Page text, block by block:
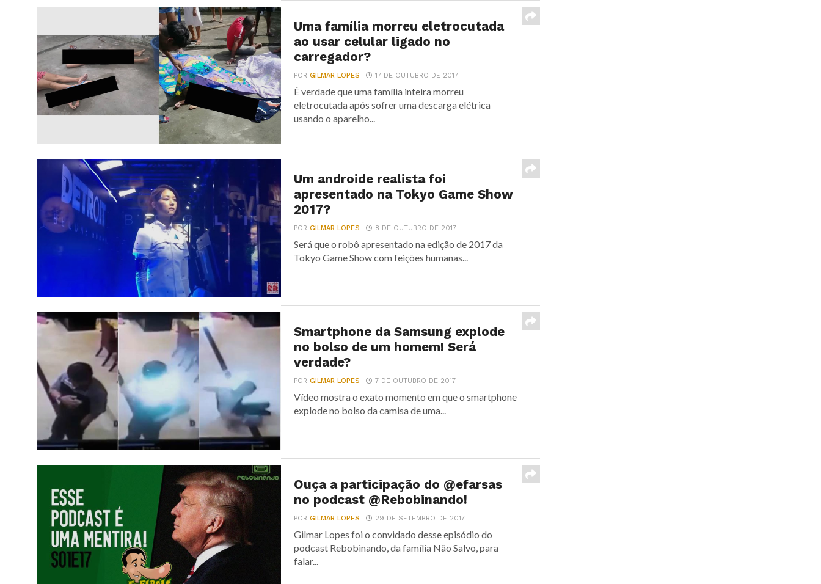
Uma família morreu eletrocutada
ao usar celular ligado no
carregador?
PORGILMAR LOPES 17 DE OUTUBRO DE 2017
É verdade que uma família inteira morreu
eletrocutada após sofrer uma descarga elétrica
usando o aparelho...
Um androide realista foi
apresentado na Tokyo Game Show
2017?
PORGILMAR LOPES 8 DE OUTUBRO DE 2017
Será que o robô apresentado na edição de 2017 da
Tokyo Game Show com feições humanas...
Smartphone da Samsung explode
no bolso de um homem! Será
verdade?
PORGILMAR LOPES 7 DE OUTUBRO DE 2017
Vídeo mostra o exato momento em que o smartphone
explode no bolso da camisa de uma...
Ouça a participação do @efarsas
no podcast @Rebobinando!
PORGILMAR LOPES 29 DE SETEMBRO DE 2017
Gilmar Lopes foi o convidado desse episódio do
podcast Rebobinando, da família Não Salvo, para
falar...